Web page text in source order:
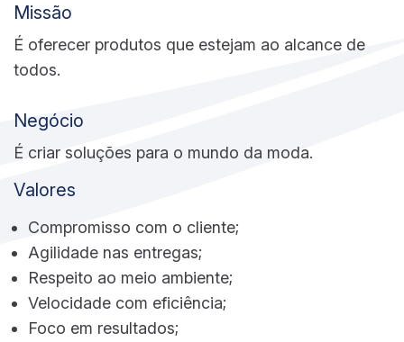
Missão
É oferecer produtos que estejam ao alcance de
todos.
Negócio
É criar soluções para o mundo da moda.
Valores
Compromisso com o cliente;
Agilidade nas entregas;
Respeito ao meio ambiente;
Velocidade com eficiência;
Foco em resultados;